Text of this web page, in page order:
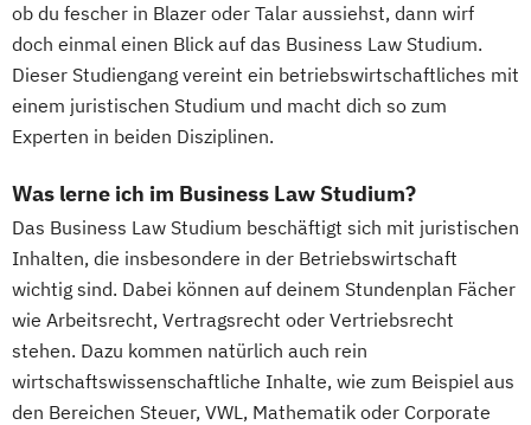
ob du fescher in Blazer oder Talar aussiehst, dann wirf
doch einmal einen Blick auf das Business Law Studium.
Dieser Studiengang vereint ein betriebswirtschaftliches mit
einem juristischen Studium und macht dich so zum
Experten in beiden Disziplinen.
Was lerne ich im Business Law Studium?
Das Business Law Studium beschäftigt sich mit juristischen
Inhalten, die insbesondere in der Betriebswirtschaft
wichtig sind. Dabei können auf deinem Stundenplan Fächer
wie Arbeitsrecht, Vertragsrecht oder Vertriebsrecht
stehen. Dazu kommen natürlich auch rein
wirtschaftswissenschaftliche Inhalte, wie zum Beispiel aus
den Bereichen Steuer, VWL, Mathematik oder Corporate